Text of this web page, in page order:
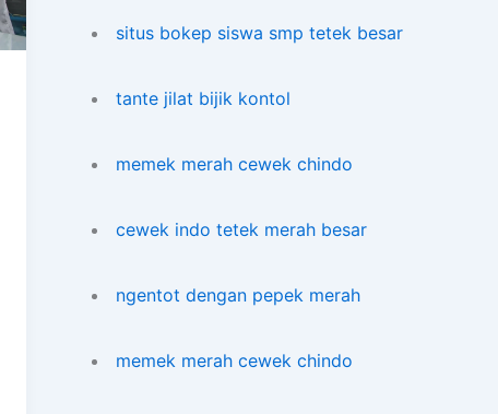
situs bokep siswa smp tetek besar
tante jilat bijik kontol
memek merah cewek chindo
cewek indo tetek merah besar
ngentot dengan pepek merah
memek merah cewek chindo